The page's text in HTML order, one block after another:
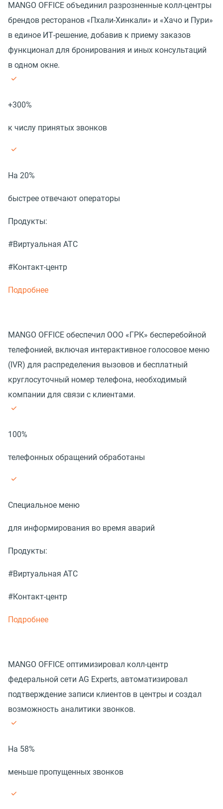
MANGO OFFICE объединил разрозненные колл-центры
брендов ресторанов «Пхали-Хинкали» и «Хачо и Пури»
в единое ИТ-решение, добавив к приему заказов
функционал для бронирования и иных консультаций
в одном окне.
+300%
к числу принятых звонков
На 20%
быстрее отвечают операторы
Продукты:
#Виртуальная АТС
#Контакт-центр
Подробнее
MANGO OFFICE обеспечил ООО «ГРК» бесперебойной
телефонией, включая интерактивное голосовое меню
(IVR) для распределения вызовов и бесплатный
круглосуточный номер телефона, необходимый
компании для связи с клиентами.
100%
телефонных обращений обработаны
Специальное меню
для информирования во время аварий
Продукты:
#Виртуальная АТС
#Контакт-центр
Подробнее
MANGO OFFICE оптимизировал колл-центр
федеральной сети AG Experts, автоматизировал
подтверждение записи клиентов в центры и создал
возможность аналитики звонков.
На 58%
меньше пропущенных звонков